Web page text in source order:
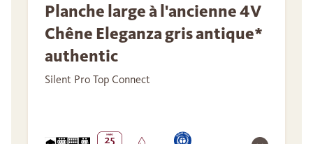
Planche large à l'ancienne 4V
Chêne Eleganza gris antique*
authentic
Silent Pro Top Connect